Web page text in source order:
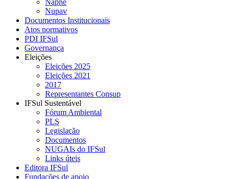
Nupav
Documentos Institucionais
Atos normativos
PDI IFSul
Governança
Eleições
Eleições 2025
Eleições 2021
2017
Representantes Consup
IFSul Sustentável
Fórum Ambiental
PLS
Legislação
Documentos
NUGAIs do IFSul
Links úteis
Editora IFSul
Fundações de apoio